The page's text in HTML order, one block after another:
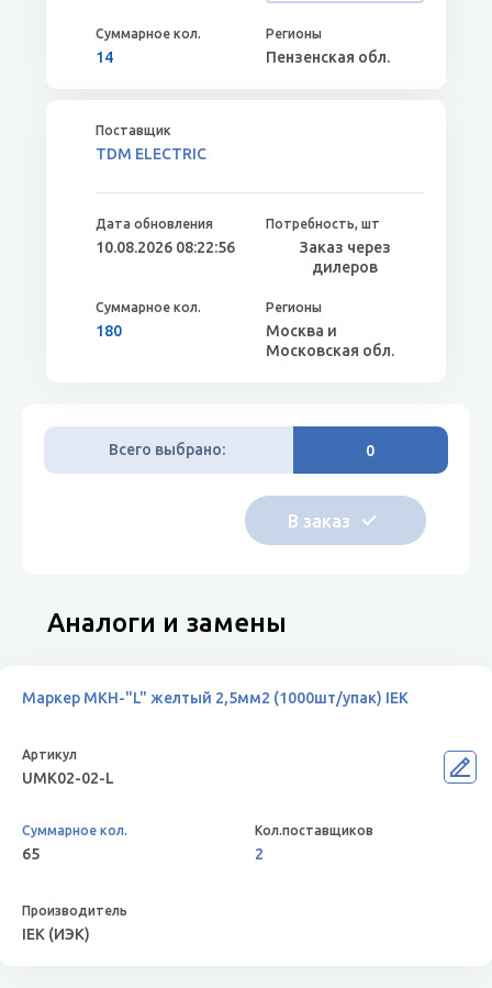
14 Пензенская обл.
TDM ELECTRIC
10.08.2026 08:22:56
180
Заказ через
дилеров
Москва и
Московская обл.
Всего выбрано: 0
Аналоги и замены
Маркер МКН-"L" желтый 2,5мм2 (1000шт/упак) IEK
UMK02-02-L
65 2
IEK (ИЭК)